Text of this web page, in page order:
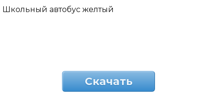
Школьный автобус желтый
Скачать